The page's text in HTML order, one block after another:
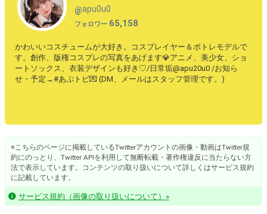
@apu0u0
フォロワー 65,158
かわいいコスチュームが大好き。コスプレイヤー＆ポトレモデルで
す。創作、版権コスプレの写真をあげます💎アニメ、美少女、ショ
ートソックス、衣装デザインも好き♡/日常垢@apu20u0 /お知ら
せ・予定→#あぷトピ💌 (DM、メールはスタッフ管理です。)
※こちらのページに掲載しているTwitterアカウントの画像・動画はTwitter規
約にのっとり、Twitter APIを利用して無断転載・著作権違反に当たらない方
法で表示しています。コンテンツの取り扱いについて詳しくはサービス規約
に記載しています。
サービス規約（画像の取り扱いについて）»